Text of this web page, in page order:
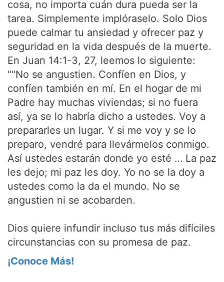
cosa, no importa cuán dura pueda ser la
tarea. Simplemente implóraselo. Solo Dios
puede calmar tu ansiedad y ofrecer paz y
seguridad en la vida después de la muerte.
En Juan 14:1-3, 27, leemos lo siguiente:
“"No se angustien. Confíen en Dios, y
confíen también en mí. En el hogar de mi
Padre hay muchas viviendas; si no fuera
así, ya se lo habría dicho a ustedes. Voy a
prepararles un lugar. Y si me voy y se lo
preparo, vendré para llevármelos conmigo.
Así ustedes estarán donde yo esté … La paz
les dejo; mi paz les doy. Yo no se la doy a
ustedes como la da el mundo. No se
angustien ni se acobarden.
Dios quiere infundir incluso tus más difíciles
circunstancias con su promesa de paz.
¡Conoce Más!